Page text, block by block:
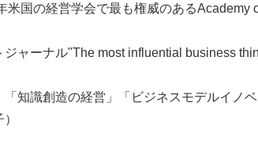
米国の経営学会で最も権威のあるAcademy
ジャーナル"The most influential business
知識創造の経営」「ビジネスモデルイノ